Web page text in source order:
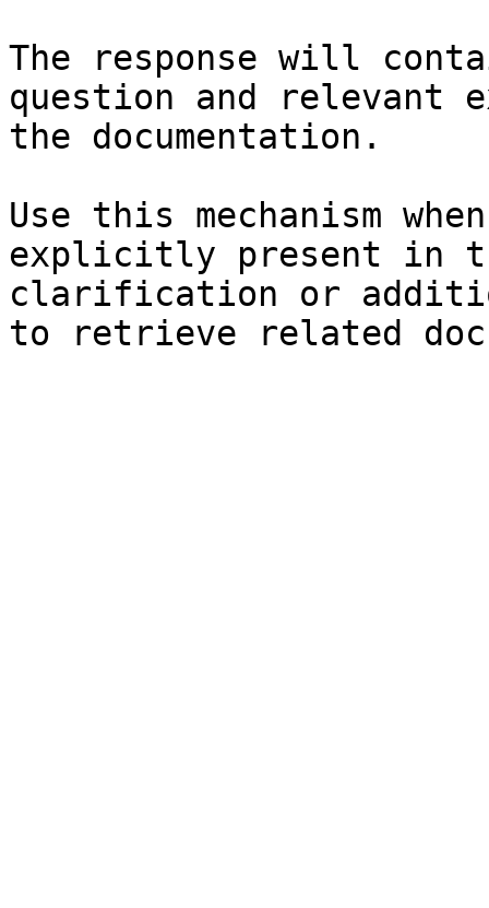
The response will
question and relevant
the documentation.
Use this mechanism
explicitly present in
clarification or